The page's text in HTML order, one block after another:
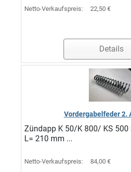
Netto-Verkaufspreis: 22,50 €
Details
Vordergabelfeder 2.
Zündapp K 50/K 800/ KS 500
L= 210 mm ...
Netto-Verkaufspreis: 84,00 €